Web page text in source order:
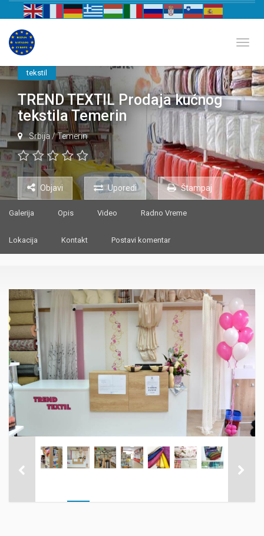
tekstil
TREND TEXTIL Prodaja kućnog
tekstila Temerin
Srbija /Temerin
Objavi Uporedi Štampaj
Galerija Opis Video Radno Vreme
Lokacija Kontakt Postavi komentar